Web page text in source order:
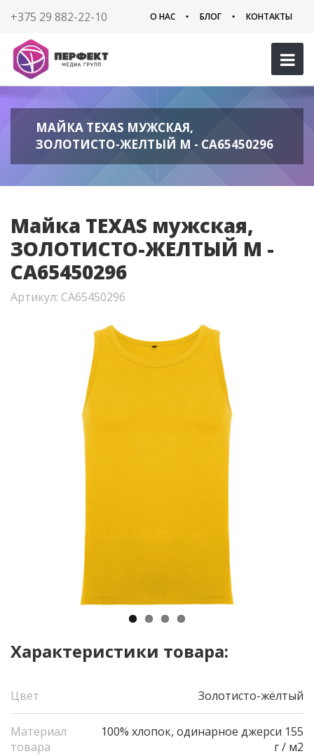
+375 29 882-22-10 О НАС БЛОГ КОНТАКТЫ
МАЙКА TEXAS МУЖСКАЯ,
ЗОЛОТИСТО-ЖЕЛТЫЙ M - CA65450296
Майка TEXAS мужская,
ЗОЛОТИСТО-ЖЕЛТЫЙ M -
CA65450296
Артикул: CA65450296
Характеристики товара:
Цвет Золотисто-жёлтый
Материал
товара
100% хлопок, одинарное джерси 155
г / м2